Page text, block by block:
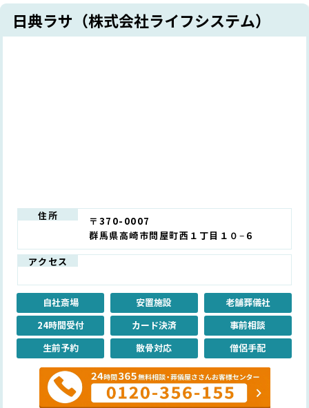
日典ラサ（株式会社ライフシステム）
住所
〒370-0007
群馬県高崎市問屋町西１丁目１０−６
アクセス
自社斎場 安置施設
老舗葬儀社
24時間受付
カード決済
事前相談
生前予約
散骨対応 僧侶手配